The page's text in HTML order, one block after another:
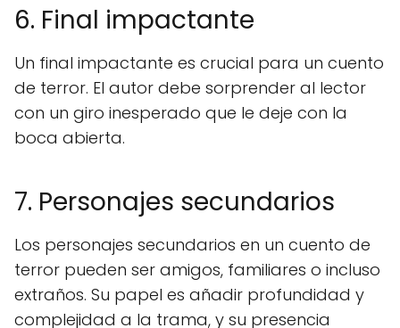
6. Final impactante
Un final impactante es crucial para un cuento
de terror. El autor debe sorprender al lector
con un giro inesperado que le deje con la
boca abierta.
7. Personajes secundarios
Los personajes secundarios en un cuento de
terror pueden ser amigos, familiares o incluso
extraños. Su papel es añadir profundidad y
complejidad a la trama, y su presencia